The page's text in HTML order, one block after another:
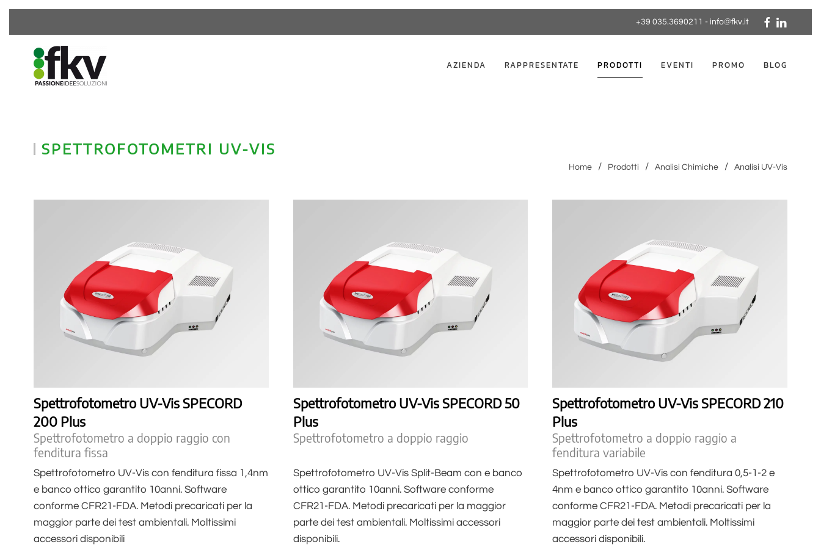
+39 035.3690211 - info@fkv.it
AZIENDA RAPPRESENTATE PRODOTTI EVENTI PROMO BLOG
SPETTROFOTOMETRI UV-VIS
Home Prodotti Analisi Chimiche Analisi UV-Vis
Spettrofotometro UV-Vis SPECORD
200 Plus
Spettrofotometro a doppio raggio con
fenditura fissa
Spettrofotometro UV-Vis con fenditura fissa 1,4nm
e banco ottico garantito 10anni. Software
conforme CFR21-FDA. Metodi precaricati per la
maggior parte dei test ambientali. Moltissimi
accessori disponibili
Spettrofotometro UV-Vis SPECORD 50
Plus
Spettrofotometro a doppio raggio
Spettrofotometro UV-Vis Split-Beam con e banco
ottico garantito 10anni. Software conforme
CFR21-FDA. Metodi precaricati per la maggior
parte dei test ambientali. Moltissimi accessori
disponibili.
Spettrofotometro UV-Vis SPECORD 210
Plus
Spettrofotometro a doppio raggio a
fenditura variabile
Spettrofotometro UV-Vis con fenditura 0,5-1-2 e
4nm e banco ottico garantito 10anni. Software
conforme CFR21-FDA. Metodi precaricati per la
maggior parte dei test ambientali. Moltissimi
accessori disponibili.